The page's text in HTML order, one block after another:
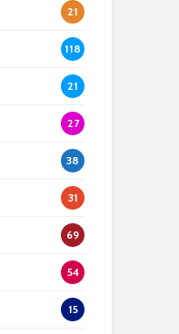
21
118
21
27
38
31
69
54
15